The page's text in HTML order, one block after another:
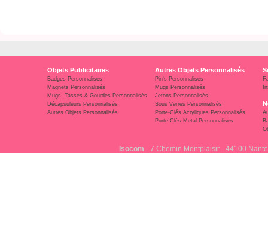
Objets Publicitaires
Badges Personnalisés
Magnets Personnalisés
Mugs, Tasses & Gourdes Personnalisés
Décapsuleurs Personnalisés
Autres Objets Personnalisés
Autres Objets Personnalisés
Pin's Personnalisés
Mugs Personnalisés
Jetons Personnalisés
Sous Verres Personnalisés
Porte-Clés Acryliques Personnalisés
Porte-Clés Metal Personnalisés
Isocom - 7 Chemin Montplaisir - 44100